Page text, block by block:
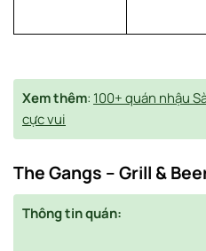
Xem thêm: 100+ quán nhậu
cực vui
The Gangs – Grill &
Thông tin quán: